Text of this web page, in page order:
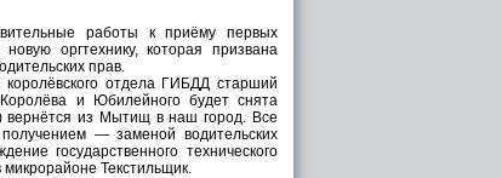
работы к приёму первых
оргтехнику, которая призвана
прав.
отдела ГИБДД старший
и Юбилейного будет снята
вернётся из Мытищ в наш город. Все
— заменой водительских
государственного технического
Текстильщик.